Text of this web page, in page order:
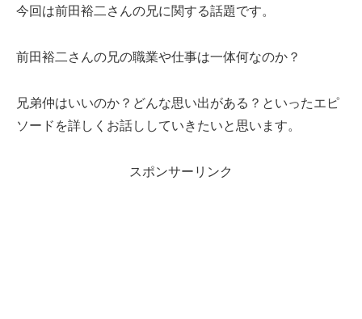
今回は前田裕二さんの兄に関する話題です。
前田裕二さんの兄の職業や仕事は一体何なのか？
兄弟仲はいいのか？どんな思い出がある？といったエピ
ソードを詳しくお話ししていきたいと思います。
スポンサーリンク